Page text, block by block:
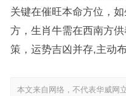
关键在催旺本命方位，
方，生肖牛需在西南方
策，运势吉凶并存,主动
本文来自网络，不代表华威网